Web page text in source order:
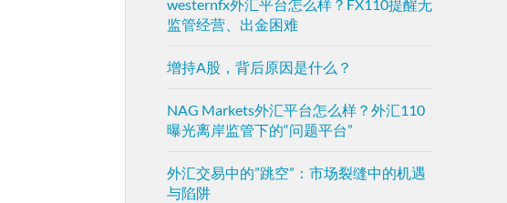
westernfx外汇平台怎么样？FX110提醒无
监管经营、出金困难
增持A股，背后原因是什么？
NAG Markets外汇平台怎么样？外汇110
曝光离岸监管下的“问题平台”
外汇交易中的”跳空”：市场裂缝中的机遇
与陷阱